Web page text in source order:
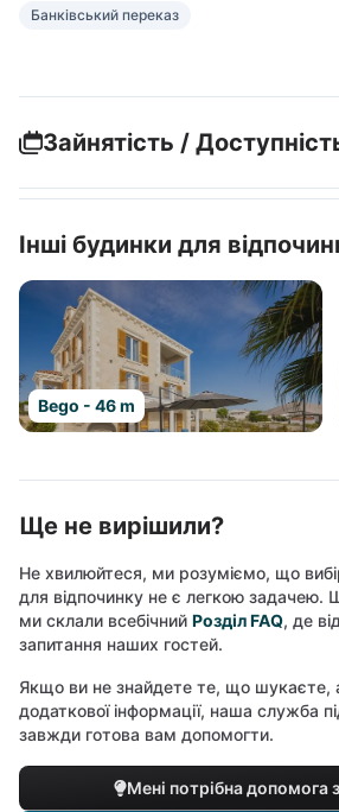
Банківський переказ
Зайнятість /
Інші будинки для
Bego - 46 m
Ще не вирішили?
Не хвилюйтеся, ми розуміємо, що
для відпочинку не є легкою задачею.
ми склали всебічний Розділ FAQ, де
запитання наших гостей.
Якщо ви не знайдете те, що шукаєте,
додаткової інформації, наша служба
завжди готова вам допомогти.
Мені потрібна допомога